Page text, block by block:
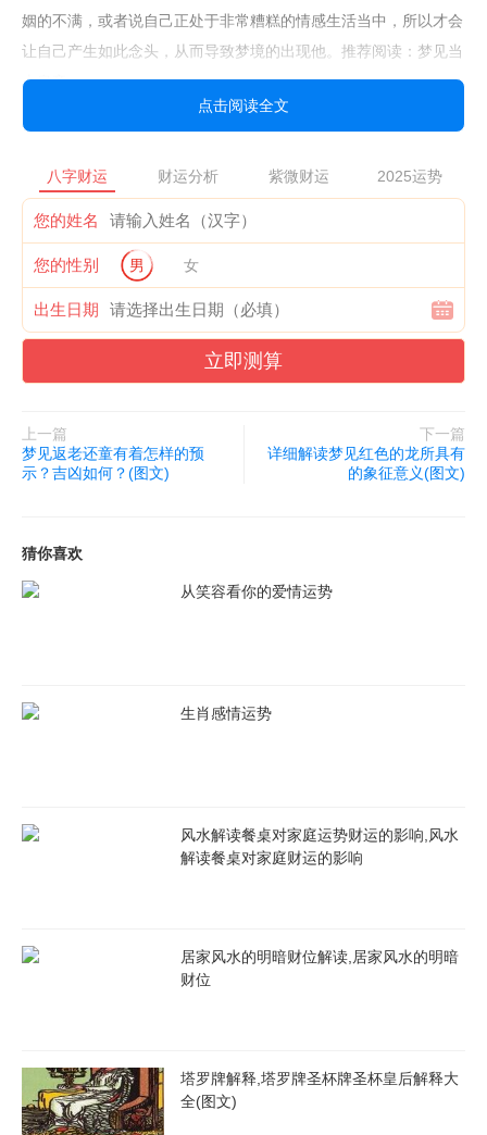
姻的不满，或者说自己正处于非常糟糕的情感生活当中，所以才会
让自己产生如此念头，从而导致梦境的出现他。推荐阅读：梦见当
上皇帝
有了这一梦境，做梦者就必须对自己当前的感情状况进行重新
还有一种可能就是因为梦者现实中对于古代宫廷剧的沉迷程度
过甚，以至于出现类似梦境。以上就是关于梦见自己成了皇后的简
单介绍，希望能够帮助到各位朋友。（本文由学搭配网独家出品，
如无授权请勿转载！否则后果自负！）
点击阅读全文
八字财运 财运分析 紫微财运 2025运势
您的姓名
您的性别 男 女
出生日期
立即测算
上一篇
梦见返老还童有着怎样的预
示？吉凶如何？(图文)
下一篇
详细解读梦见红色的龙所具有
的象征意义(图文)
猜你喜欢
从笑容看你的爱情运势
生肖感情运势
风水解读餐桌对家庭运势财运的影响,风水
解读餐桌对家庭财运的影响
居家风水的明暗财位解读,居家风水的明暗
财位
塔罗牌解释,塔罗牌圣杯牌圣杯皇后解释大
全(图文)